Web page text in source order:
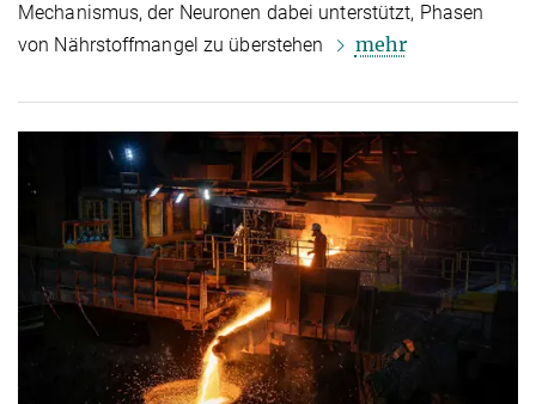
Mechanismus, der Neuronen dabei unterstützt, Phasen
von Nährstoffmangel zu überstehen
mehr